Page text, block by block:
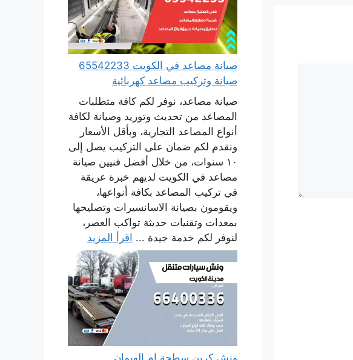
صيانة مصاعد في الكويت 65542233
صيانة وتركيب مصاعد كهربائية
صيانة مصاعد، نوفر لكم كافة متطلبات
المصاعد من تحديث وتوريد وصيانة لكافة
أنواع المصاعد التجارية، وبأقل الأسعار
ونقدم لكم ضمان على التركيب يصل إلى
١٠ سنوات، من خلال أفضل فنيين صيانة
مصاعد في الكويت لديهم خبرة عريقة
في تركيب المصاعد بكافة أنواعها،
ويقومون بصيانة الاسانسيرات وتصليحها
بمعدات وتقنيات حديثة تواكب العصر،
لنوفر لكم خدمة جيدة ... اقرأ المزيد
ونش كرين سطحة ام الهيمان